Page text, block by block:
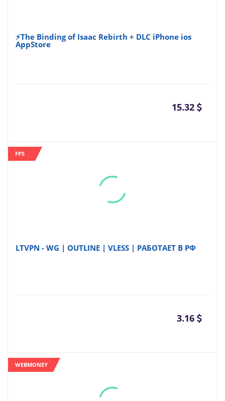
⚡The Binding of Isaac Rebirth + DLC iPhone ios
AppStore
15.32
FPS
LTVPN - WG | OUTLINE | VLESS | РАБОТАЕТ В РФ
3.16
WEBMONEY